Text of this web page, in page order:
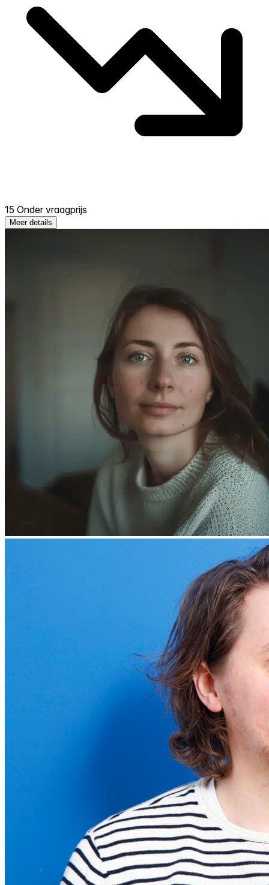
15 Onder vraagprijs
Meer details